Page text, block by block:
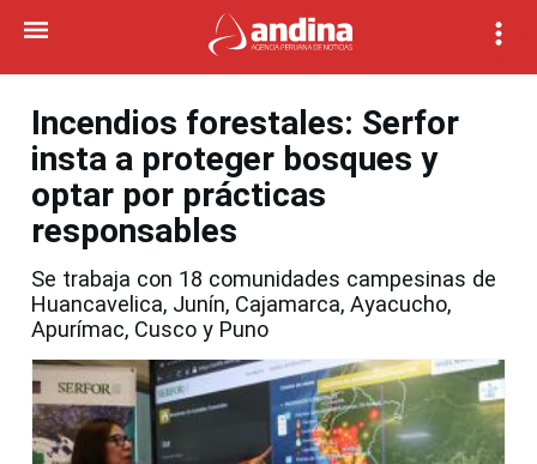
Incendios forestales: Serfor
insta a proteger bosques y
optar por prácticas
responsables
Se trabaja con 18 comunidades campesinas de
Huancavelica, Junín, Cajamarca, Ayacucho,
Apurímac, Cusco y Puno